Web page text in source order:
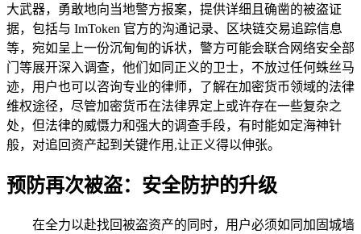
大武器，勇敢地向当地警方报案，提供详细且确凿的被盗证
据，包括与 ImToken 官方的沟通记录、区块链交易追踪信息
等，宛如呈上一份沉甸甸的诉状，警方可能会联合网络安全部
门等展开深入调查，他们如同正义的卫士，不放过任何蛛丝马
迹，用户也可以咨询专业的律师，了解在加密货币领域的法律
维权途径，尽管加密货币在法律界定上或许存在一些复杂之
处，但法律的威慑力和强大的调查手段，有时能如定海神针
般，对追回资产起到关键作用,让正义得以伸张。
预防再次被盗：安全防护的升级
在全力以赴找回被盗资产的同时，用户必须如同加固城墙